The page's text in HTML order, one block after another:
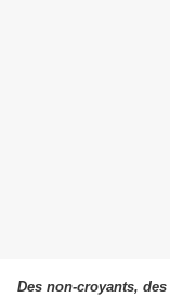
Des non-croyants,